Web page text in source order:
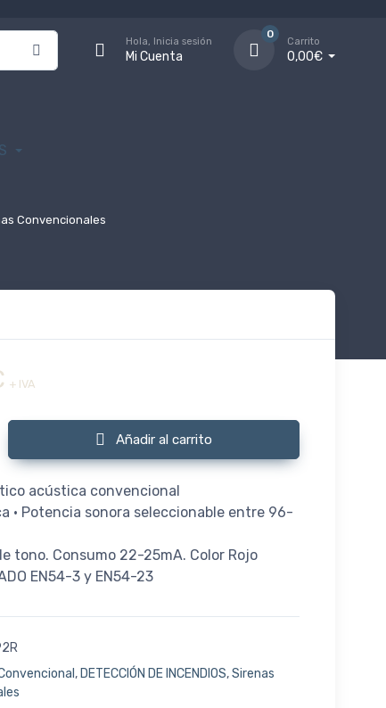
Hola, Inicia sesión
Mi Cuenta
0
Carrito
0,00€
Convencionales
+ IVA
óptico acústica EN54-3/23 roja cantidad
Añadir al carrito
acústica convencional
• Potencia sonora seleccionable entre 96-
tono. Consumo 22-25mA. Color Rojo
EN54-3 y EN54-23
, DETECCIÓN DE INCENDIOS,Sirenas